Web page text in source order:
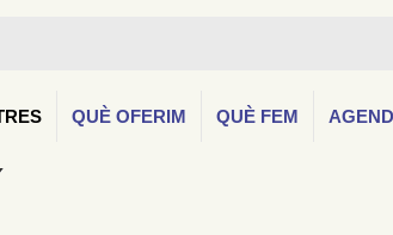
QUÈ OFERIM QUÈ FEM